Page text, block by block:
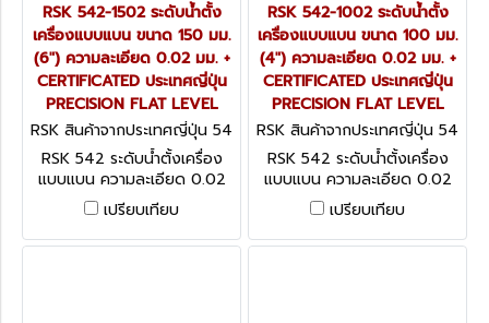
RSK 542-1502 ระดับน้ำตั้ง
เครื่องแบบแบน ขนาด 150 มม.
(6") ความละเอียด 0.02 มม. +
CERTIFICATED ประเทศญี่ปุ่น
PRECISION FLAT LEVEL
RSK สินค้าจากประเทศญี่ปุ่น 54
2-1502
RSK 542 ระดับน้ำตั้งเครื่อง
แบบแบน ความละเอียด 0.02
มม. + CERTIFICATED ประเทศ
ญี่ปุ่น PRECISION FLAT
LEVEL
เปรียบเทียบ
RSK 542-1002 ระดับน้ำตั้ง
เครื่องแบบแบน ขนาด 100 มม.
(4") ความละเอียด 0.02 มม. +
CERTIFICATED ประเทศญี่ปุ่น
PRECISION FLAT LEVEL
RSK สินค้าจากประเทศญี่ปุ่น 54
2-1002
RSK 542 ระดับน้ำตั้งเครื่อง
แบบแบน ความละเอียด 0.02
มม. + CERTIFICATED ประเทศ
ญี่ปุ่น PRECISION FLAT
LEVEL
เปรียบเทียบ